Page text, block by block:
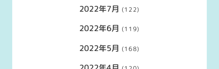
2022年7月 (122)
2022年6月 (119)
2022年5月 (168)